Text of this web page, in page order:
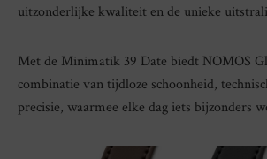
uitzonderlijke kwaliteit en de unieke
Met de Minimatik 39 Date biedt NOMOS
combinatie van tijdloze schoonheid,
precisie, waarmee elke dag iets bijzonders